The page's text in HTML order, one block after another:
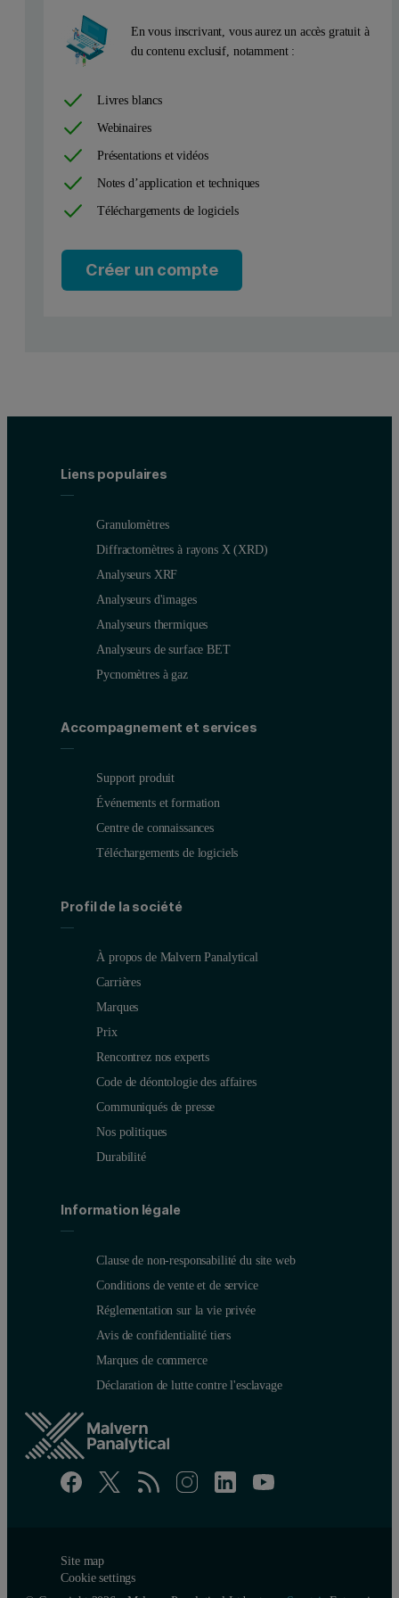
Accurate calibration results
The calibration graphs for Al2O3, Fe2O3 and TiO2 in fused
Precise results
A repeatability test was performed by measuring NIST 698
Figure 2. Calibration graph for Al2O3 in bauxite
Table 2. Calibration results
Figure 3. Calibration graph for Fe2O3 in bauxite
Table 3. Results of the repeatability test
En vous inscrivant, vous aurez un accès gratuit à
du contenu exclusif, notamment :
Livres blancs
Webinaires
Présentations et vidéos
Notes d’application et techniques
Téléchargements de logiciels
Créer un compte
Liens populaires
Granulomètres
Diffractomètres à rayons X (XRD)
Analyseurs XRF
Analyseurs d'images
Analyseurs thermiques
Analyseurs de surface BET
Pycnomètres à gaz
Accompagnement et services
Support produit
Événements et formation
Centre de connaissances
Téléchargements de logiciels
Profil de la société
À propos de Malvern Panalytical
Carrières
Marques
Prix
Rencontrez nos experts
Code de déontologie des affaires
Communiqués de presse
Nos politiques
Durabilité
Information légale
Clause de non-responsabilité du site web
Conditions de vente et de service
Réglementation sur la vie privée
Avis de confidentialité tiers
Marques de commerce
Déclaration de lutte contre l'esclavage
Site map
Cookie settings